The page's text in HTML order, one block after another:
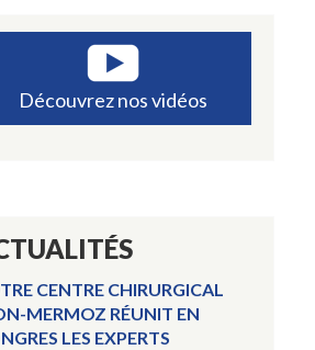
Découvrez nos vidéos
CENTRE CHIRURGICAL
MERMOZ RÉUNIT EN
LES EXPERTS